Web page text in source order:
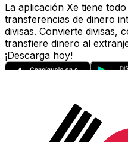
La aplicación Xe tiene
transferencias de dinero
divisas. Convierte divisas,
transfiere dinero al
¡Descarga hoy!